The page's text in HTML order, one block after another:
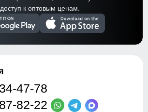
доступ к оптовым ценам.
47-78
82-22